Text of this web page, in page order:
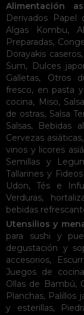
Alimentación
Derivados
Papel
Algas Kombu,
Preparadas,
Dorayakis caseros,
Sum, Dulces
Galletas, Otros
fresco, en pasta
cocina, Miso,
de ostras, Salsa
Salsas, Bebidas
Cervezas asiáticas,
vinos y licores
Semillas y
Tallarines y
Udon,Tés e
Verduras,
bebidas
Utensilios y
para sushi y
degustación y
accesorios,
Juegos de
Ollas de Bambú,
Planchas, Palillos
y esterillas,